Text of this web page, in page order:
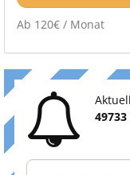
Ab 120€ / Monat